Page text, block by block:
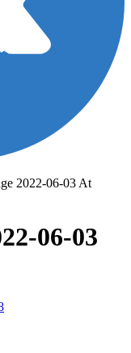
2022-06-03 At
06-03